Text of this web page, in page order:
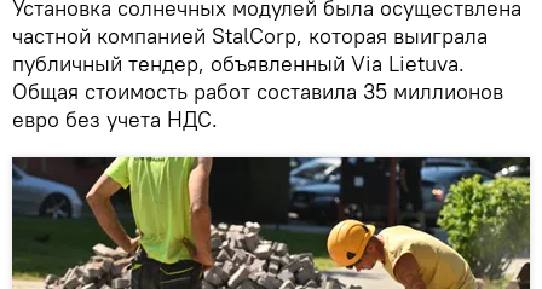
Установка солнечных модулей была осуществлена
частной компанией StalCorp, которая выиграла
публичный тендер, объявленный Via Lietuva.
Общая стоимость работ составила 35 миллионов
евро без учета НДС.